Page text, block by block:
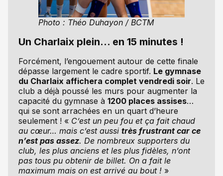
Photo : Théo Duhayon / BCTM
Un Charlaix plein… en 15 minutes !
Forcément, l’engouement autour de cette finale
dépasse largement le cadre sportif. Le gymnase
du Charlaix affichera complet vendredi soir. Le
club a déjà poussé les murs pour augmenter la
capacité du gymnase à 1200 places assises…
qui se sont arrachées en un quart d’heure
seulement ! « C’est un peu fou et ça fait chaud
au cœur… mais c’est aussi très frustrant car ce
n’est pas assez. De nombreux supporters du
club, les plus anciens et les plus fidèles, n’ont
pas tous pu obtenir de billet. On a fait le
maximum mais on est arrivé au bout !»